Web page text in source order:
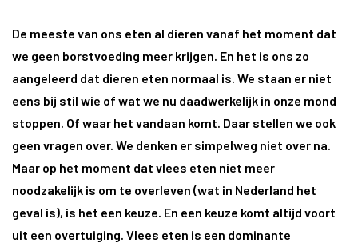
De meeste van ons eten al dieren vanaf het moment dat
we geen borstvoeding meer krijgen. En het is ons zo
aangeleerd dat dieren eten normaal is. We staan er niet
eens bij stil wie of wat we nu daadwerkelijk in onze mond
stoppen. Of waar het vandaan komt. Daar stellen we ook
geen vragen over. We denken er simpelweg niet over na.
Maar op het moment dat vlees eten niet meer
noodzakelijk is om te overleven (wat in Nederland het
geval is), is het een keuze. En een keuze komt altijd voort
uit een overtuiging. Vlees eten is een dominante